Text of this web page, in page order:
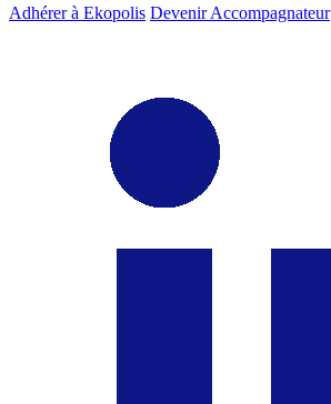
Adhérer à Ekopolis Devenir Accompagnateur